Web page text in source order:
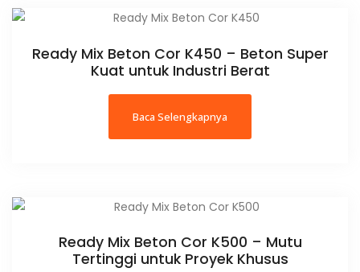
Ready Mix Beton Cor K450 – Beton Super
Kuat untuk Industri Berat
Baca Selengkapnya
Ready Mix Beton Cor K500 – Mutu
Tertinggi untuk Proyek Khusus